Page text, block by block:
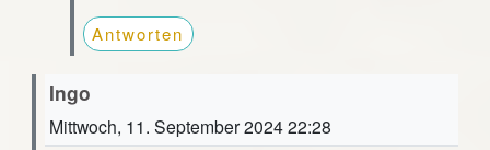
Antworten
Ingo
Mittwoch, 11. September 2024 22:28